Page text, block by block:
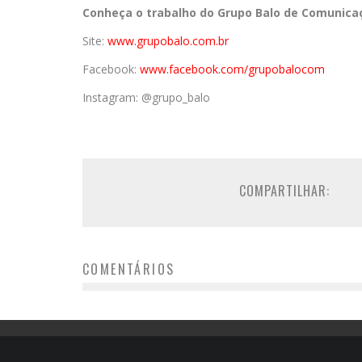
Conheça o trabalho do Grupo Balo de
Site: www.grupobalo.com.br
Facebook: www.facebook.com/grupobalocom
Instagram: @grupo_balo
COMPARTILHAR:
COMENTÁRIOS